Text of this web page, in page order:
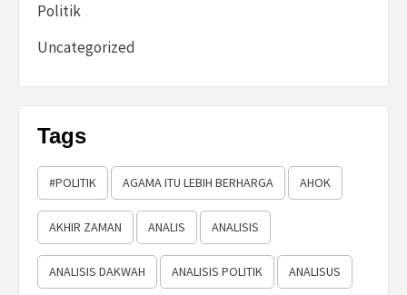
Politik
Uncategorized
Tags
#POLITIK AGAMA ITU LEBIH BERHARGA AHOK
AKHIR ZAMAN ANALIS ANALISIS
ANALISIS DAKWAH ANALISIS POLITIK ANALISUS